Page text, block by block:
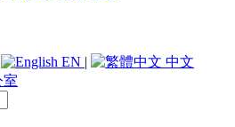
EN | 中文